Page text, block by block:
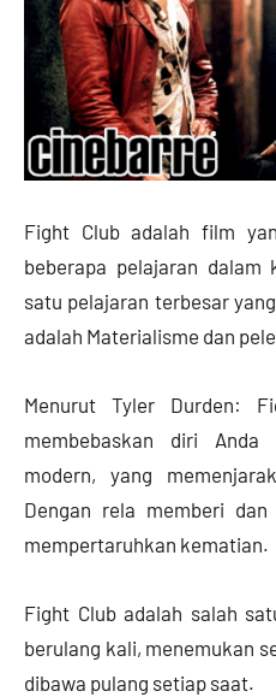
Fight Club adalah film
beberapa pelajaran dalam
satu pelajaran terbesar
adalah Materialisme dan
Menurut Tyler Durden:
membebaskan diri Anda
modern, yang
Dengan rela memberi
mempertaruhkan kematian.
Fight Club adalah salah
berulang kali, menemukan
dibawa pulang setiap saat.